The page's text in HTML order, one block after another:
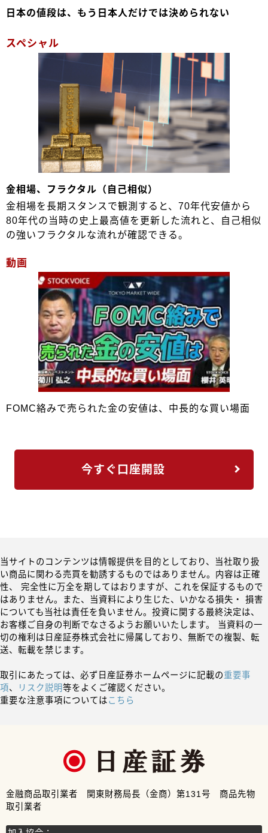
日本の値段は、もう日本人だけでは決められない
スペシャル
金相場、フラクタル（自己相似）
金相場を長期スタンスで観測すると、70年代安値から
80年代の当時の史上最高値を更新した流れと、自己相似
の強いフラクタルな流れが確認できる。
動画
FOMC絡みで売られた金の安値は、中長的な買い場面
今すぐ口座開設
当サイトのコンテンツは情報提供を目的としており、当社取り扱
い商品に関わる売買を勧誘するものではありません。内容は正確
性、 完全性に万全を期してはおりますが、これを保証するもので
はありません。また、当資料により生じた、いかなる損失・ 損害
についても当社は責任を負いません。投資に関する最終決定は、
お客様ご自身の判断でなさるようお願いいたします。 当資料の一
切の権利は日産証券株式会社に帰属しており、無断での複製、転
送、転載を禁じます。
取引にあたっては、必ず日産証券ホームページに記載の重要事
項、 リスク説明等をよくご確認ください。
重要な注意事項についてはこちら
金融商品取引業者 関東財務局長（金商）第131号 商品先物
取引業者